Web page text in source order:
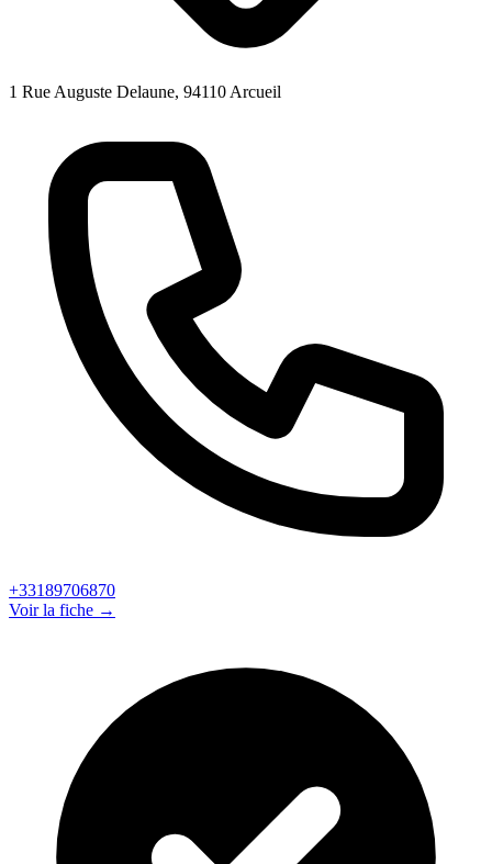
1 Rue Auguste Delaune, 94110 Arcueil
+33189706870
Voir la fiche →